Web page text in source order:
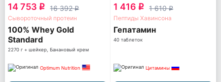
14 753 q 16 392q
Сывороточный протеин
100% Whey Gold
Standard
2270 г + шейкер, Банановый крем
Optimum Nutrition
1 416 q 1 610q
Пептиды Хавинсона
Гепатамин
40 таблеток
Цитамины